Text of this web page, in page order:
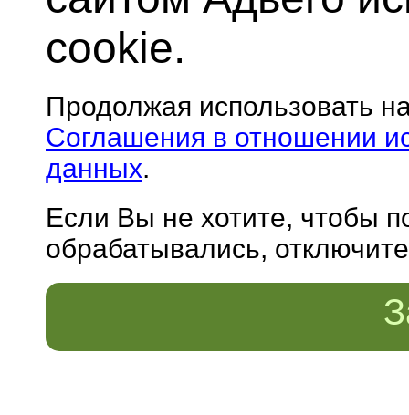
cookie.
Продолжая использовать
Соглашения в отношении
данных.
Если Вы не хотите, чтобы
обрабатывались,